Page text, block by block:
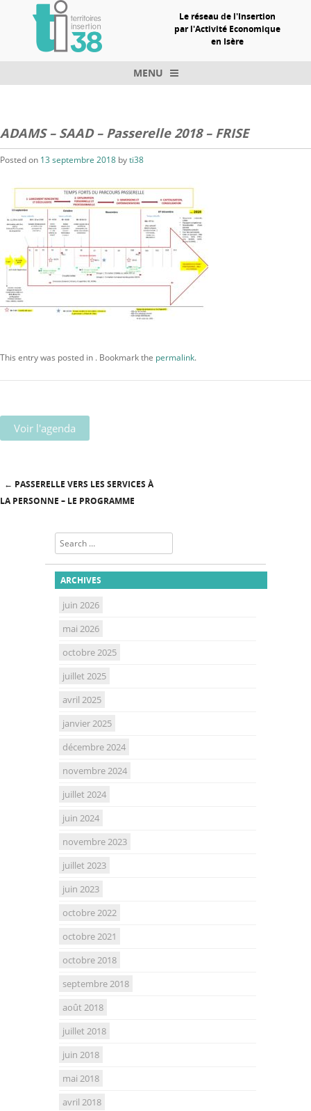
Le réseau de l'Insertion
par l'Activité Economique
en Isère
MENU
ADAMS – SAAD – Passerelle 2018 – FRISE
Posted on 13 septembre 2018 byti38
This entry was posted in . Bookmark the permalink.
Voir l'agenda
Post navigation
← PASSERELLE VERS LES SERVICES À
LA PERSONNE – LE PROGRAMME
Search
ARCHIVES
juin 2026
mai 2026
octobre 2025
juillet 2025
avril 2025
janvier 2025
décembre 2024
novembre 2024
juillet 2024
juin 2024
novembre 2023
juillet 2023
juin 2023
octobre 2022
octobre 2021
octobre 2018
septembre 2018
août 2018
juillet 2018
juin 2018
mai 2018
avril 2018